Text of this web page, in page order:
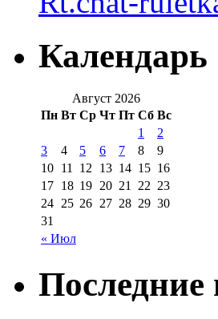
Календарь
Август 2026
Пн Вт Ср Чт Пт Сб Вс
« Июл
1
2
3
4 5 6 7 8
9
10 11 12 13 14 15 16
17 18 19 20 21 22 23
24 25 26 27 28 29 30
31
Последние